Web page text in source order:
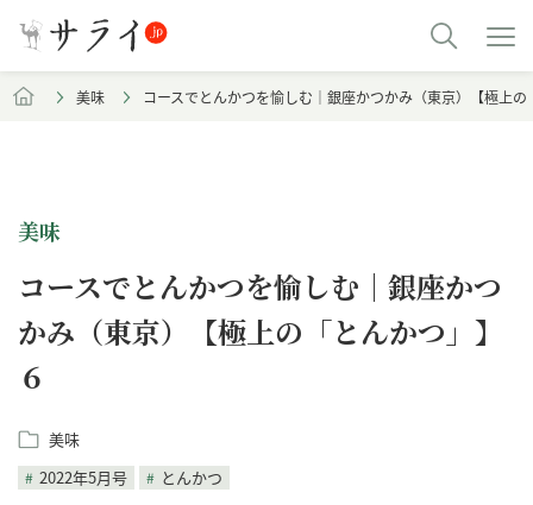
美味 コースでとんかつを愉しむ｜銀座かつかみ（東京）【極上
美味
コースでとんかつを愉しむ｜銀座かつ
かみ（東京）【極上の「とんかつ」】
６
美味
2022年5月号
とんかつ